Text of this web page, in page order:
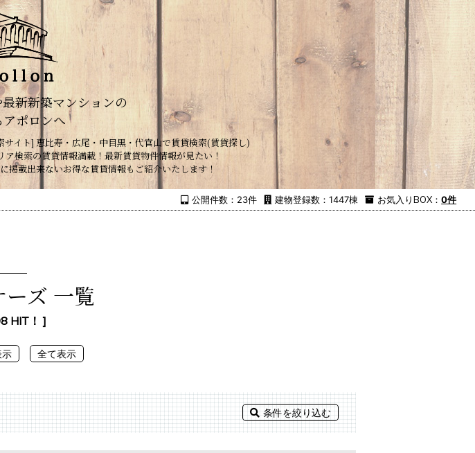
新新築マンションの
ポロンへ
イト] 恵比寿・広尾・中目黒・代官山で賃貸検索(賃貸探し)
検索の賃貸情報満載！最新賃貸物件情報が見たい！
掲載出来ないお得な賃貸情報もご紹介いたします！
お気入りBOX ：0件
建物登録数：1447棟
公開件数：23件
ーズ 一覧
HIT！ ]
全て表示
条件を絞り込む